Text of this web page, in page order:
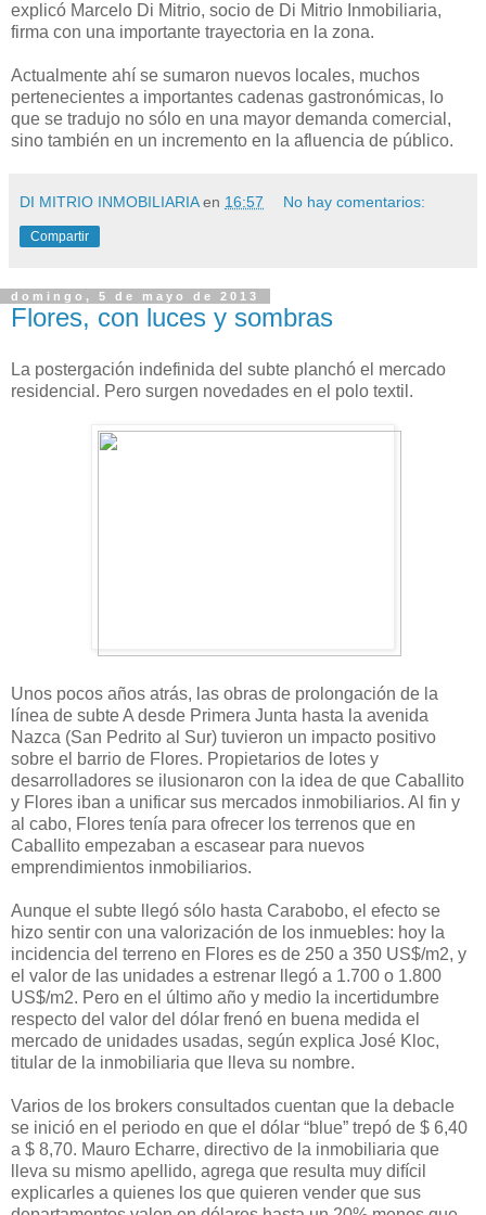
explicó Marcelo Di Mitrio, socio de Di Mitrio Inmobiliaria,
firma con una importante trayectoria en la zona.
Actualmente ahí se sumaron nuevos locales, muchos
pertenecientes a importantes cadenas gastronómicas, lo
que se tradujo no sólo en una mayor demanda comercial,
sino también en un incremento en la afluencia de público.
DI MITRIO INMOBILIARIA en 16:57 No hay comentarios:
Compartir
domingo, 5 de mayo de 2013
Flores, con luces y sombras
La postergación indefinida del subte planchó el mercado
residencial. Pero surgen novedades en el polo textil.
Unos pocos años atrás, las obras de prolongación de la
línea de subte A desde Primera Junta hasta la avenida
Nazca (San Pedrito al Sur) tuvieron un impacto positivo
sobre el barrio de Flores. Propietarios de lotes y
desarrolladores se ilusionaron con la idea de que Caballito
y Flores iban a unificar sus mercados inmobiliarios. Al fin y
al cabo, Flores tenía para ofrecer los terrenos que en
Caballito empezaban a escasear para nuevos
emprendimientos inmobiliarios.
Aunque el subte llegó sólo hasta Carabobo, el efecto se
hizo sentir con una valorización de los inmuebles: hoy la
incidencia del terreno en Flores es de 250 a 350 US$/m2, y
el valor de las unidades a estrenar llegó a 1.700 o 1.800
US$/m2. Pero en el último año y medio la incertidumbre
respecto del valor del dólar frenó en buena medida el
mercado de unidades usadas, según explica José Kloc,
titular de la inmobiliaria que lleva su nombre.
Varios de los brokers consultados cuentan que la debacle
se inició en el periodo en que el dólar “blue” trepó de $ 6,40
a $ 8,70. Mauro Echarre, directivo de la inmobiliaria que
lleva su mismo apellido, agrega que resulta muy difícil
explicarles a quienes los que quieren vender que sus